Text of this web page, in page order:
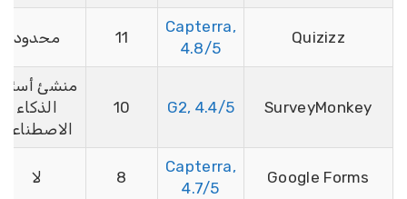
Quizizz
Capterra,
4.8/5
محدود
SurveyMonkey
G2, 4.4/5
منشئ أسئلة
الذكاء
الاصطناعي
Google Forms
Capterra,
4.7/5